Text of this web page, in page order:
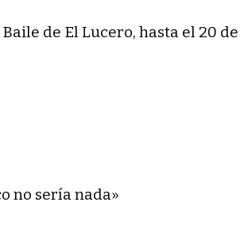
de El Lucero, hasta el 20 de
no sería nada»